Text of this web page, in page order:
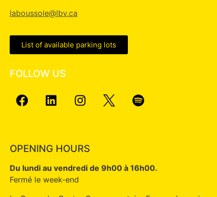
laboussole@lbv.ca
List of available parking lots
FOLLOW US
OPENING HOURS
Du lundi au vendredi de 9h00 à 16h00.
Fermé le week-end